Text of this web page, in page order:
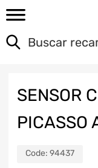
SENSOR
PICASSO
Code: 94437